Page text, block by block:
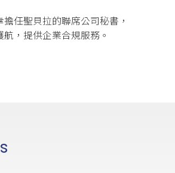
任聖貝拉的聯席公司秘書，
，提供企業合規服務。